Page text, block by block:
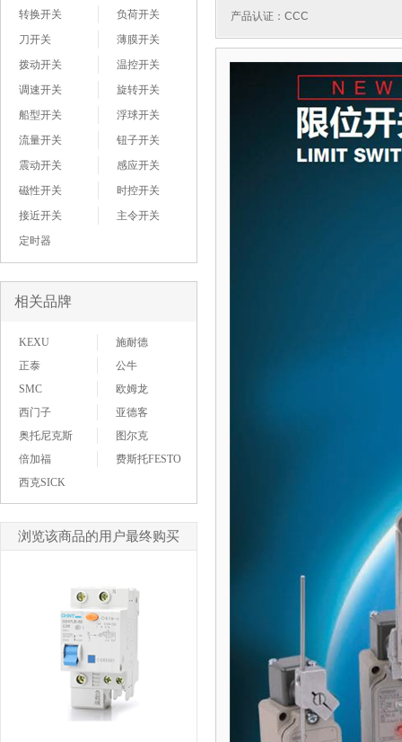
转换开关
负荷开关
刀开关
薄膜开关
拨动开关
温控开关
调速开关
旋转开关
船型开关
浮球开关
流量开关
钮子开关
震动开关
感应开关
磁性开关
时控开关
接近开关
主令开关
定时器
相关品牌
KEXU
施耐德
正泰
公牛
SMC
欧姆龙
西门子
亚德客
奥托尼克斯
图尔克
倍加福
费斯托FESTO
西克SICK
浏览该商品的用户最终购买
产品认证：CCC